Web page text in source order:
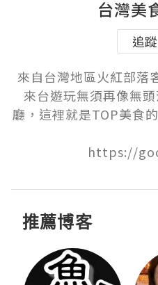
台灣美
追蹤
來自台灣地區火紅部落
來台遊玩無須再像無
廳，這裡就是TOP美食
https://
推薦博客